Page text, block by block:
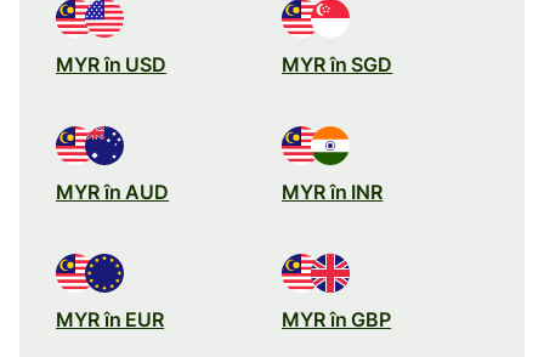
MYR în USD MYR în SGD
MYR în AUD MYR în INR
MYR în EUR MYR în GBP